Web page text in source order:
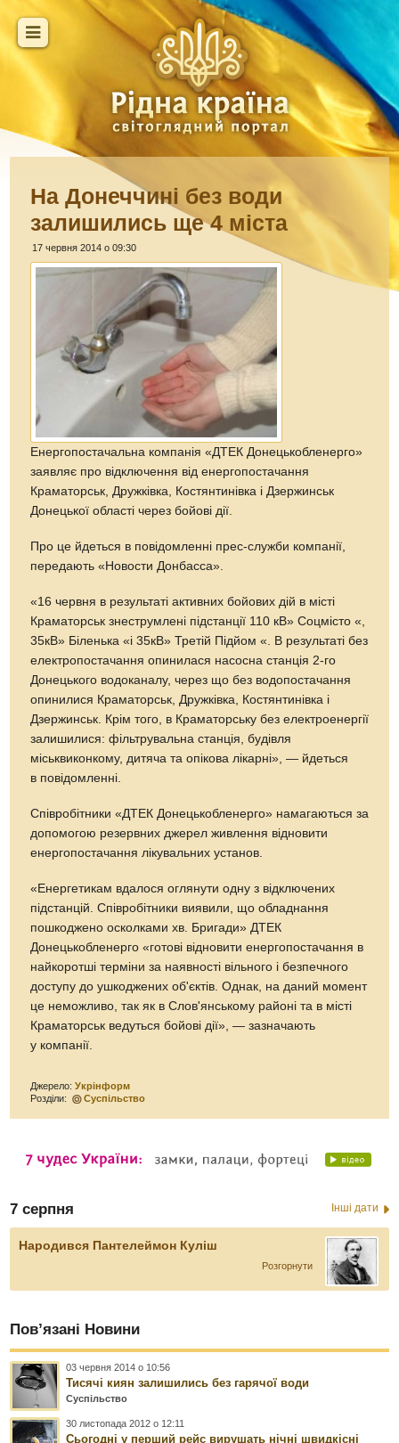
На Донеччині без води
залишились ще 4 міста
17 червня 2014 о 09:30
Енергопостачальна компанія «ДТЕК Донецькобленерго»
заявляє про відключення від енергопостачання
Краматорськ, Дружківка, Костянтинівка і Дзержинськ
Донецької області через бойові дії.
Про це йдеться в повідомленні прес-служби компанії,
передають «Новости Донбасса».
«16 червня в результаті активних бойових дій в місті
Краматорськ знеструмлені підстанції 110 кВ» Соцмісто «,
35кВ» Біленька «і 35кВ» Третій Підйом «. В результаті без
електропостачання опинилася насосна станція 2-го
Донецького водоканалу, через що без водопостачання
опинилися Краматорськ, Дружківка, Костянтинівка і
Дзержинськ. Крім того, в Краматорську без електроенергії
залишилися: фільтрувальна станція, будівля
міськвиконкому, дитяча та опікова лікарні», — йдеться
в повідомленні.
Співробітники «ДТЕК Донецькобленерго» намагаються за
допомогою резервних джерел живлення відновити
енергопостачання лікувальних установ.
«Енергетикам вдалося оглянути одну з відключених
підстанцій. Співробітники виявили, що обладнання
пошкоджено осколками хв. Бригади» ДТЕК
Донецькобленерго «готові відновити енергопостачання в
найкоротші терміни за наявності вільного і безпечного
доступу до ушкоджених об'єктів. Однак, на даний момент
це неможливо, так як в Слов'янському районі та в місті
Краматорськ ведуться бойові дії», — зазначають
у компанії.
Джерело:Укрінформ
Розділи:
Суспільство
7 серпня Інші дати
Народився Пантелеймон Куліш
Розгорнути
Пов’язані Новини
03 червня 2014 о 10:56
Тисячі киян залишились без гарячої води
Суспільство
30 листопада 2012 о 12:11
Сьогодні у перший рейс вирушать нічні швидкісні